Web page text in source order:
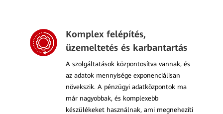
Komplex felépítés,
üzemeltetés és karbantartás
A szolgáltatások központosítva vannak, és
az adatok mennyisége exponenciálisan
növekszik. A pénzügyi adatközpontok ma
már nagyobbak, és komplexebb
készülékeket használnak, ami megnehezíti